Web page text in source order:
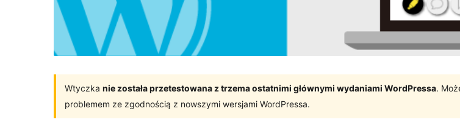
Wtyczka nie została przetestowana z trzema ostatnimi głównymi wydaniami WordPressa.
problemem ze zgodnością z nowszymi wersjami WordPressa.